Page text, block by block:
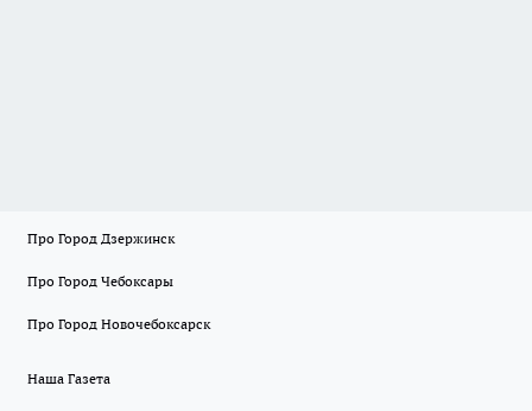
Про Город Дзержинск
Про Город Чебоксары
Про Город Новочебоксарск
Наша Газета